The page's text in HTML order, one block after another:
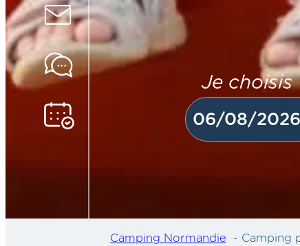
Je choisis
Camping Normandie Camping